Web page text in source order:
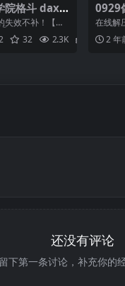
院格斗 daxu
失效不补！【补
将.zip1或zipP
32 2.3K
0929
中】
的幽
unt~
在线解
话有偿
的话）
2 年
还没有评论
下第一条讨论，补充你的